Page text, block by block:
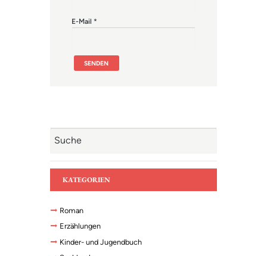
E-Mail *
KATEGORIEN
Roman
Erzählungen
Kinder- und Jugendbuch